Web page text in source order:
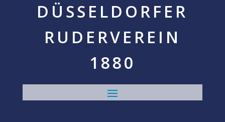
DÜSSELDORFER
RUDERVEREIN
1880